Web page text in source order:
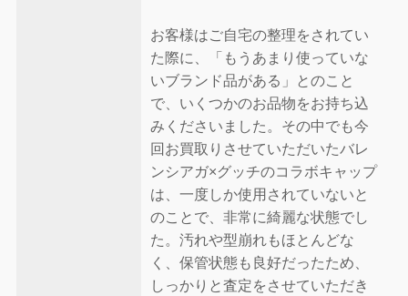
お客様はご自宅の整理をされてい
た際に、「もうあまり使っていな
いブランド品がある」とのこと
で、いくつかのお品物をお持ち込
みくださいました。その中でも今
回お買取りさせていただいたバレ
ンシアガ×グッチのコラボキャップ
は、一度しか使用されていないと
のことで、非常に綺麗な状態でし
た。汚れや型崩れもほとんどな
く、保管状態も良好だったため、
しっかりと査定をさせていただき